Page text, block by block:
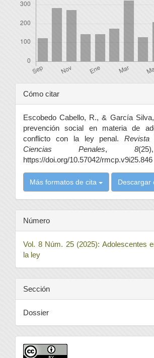
Detalles
del
artículo
Cómo citar
Escobedo Cabello, R., & García
prevención social en materia de
conflicto con la ley penal.Revista
Ciencias Penales, 8
https://doi.org/10.57042/rmcp.v9i25.846
Más formatos de cita Descargar
Número
Vol. 8 Núm. 25 (2025): Adolescentes
la ley
Sección
Dossier